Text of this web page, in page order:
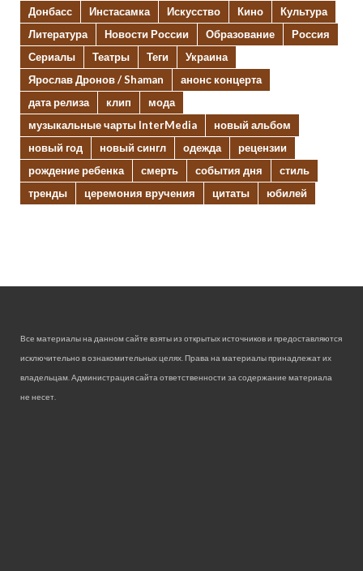
Донбасс
Инстасамка Искусство Кино
Культура
Литература
Новости России Образование
Россия
Сериалы
Театры Теги
Украина
Ярослав Дронов / Shaman
анонс концерта
дата релиза
клип
мода
музыкальные чарты InterMedia
новый альбом
новый год
новый сингл одежда
рецензии
рождение ребенка
смерть события дня
стиль
тренды
церемония вручения цитаты юбилей
Все материалы на данном сайте взяты из открытых источников и предоставляются
исключительно в ознакомительных целях. Права на материалы принадлежат их
владельцам. Администрация сайта ответственности за содержание материала
не несет.